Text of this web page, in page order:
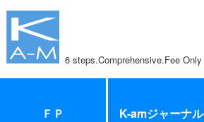
6 steps.Comprehensive.Fee Only
ＦＰ K-amジャーナル